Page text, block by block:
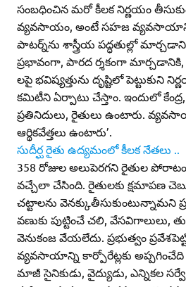
సంబధించిన మరో కీలక నిర్ణయం
వ్యవసాయం, అంటే సహజ
పాటర్న్‌ను శాస్త్రీయ పద్ధతుల్లో
ప్రభావంగా, పారద ర్శకంగా
లపై భవిష్యత్తును దృష్టిలో పెట్టుకుని
కమిటీని ఏర్పాటు చేస్తాం. ఇందులో కేంద్ర,
ప్రతినిదులు, రైతులు ఉంటారు.
ఆర్థికవేత్తలు ఉంటారు’.
సుదీర్ఘ రైతు ఉద్యమంలో కీలక నేతలు ..
358 రోజుల అలుపెరగని రైతుల
వచ్చేలా చేసింది. రైతులకు క్షమాపణ
చట్టాలను వెనక్కుతీసుకుంటున్నామని
వణుకు పుట్టించే చలి, వేసవిగాలులు,
వెనుకంజ వేయలేదు. ప్రభుత్వం
వ్యవసాయాన్ని కార్పోరేట్లకు అప్పగించేది
మాజీ సైనికుడు, వైద్యుడు, ఎన్నికల